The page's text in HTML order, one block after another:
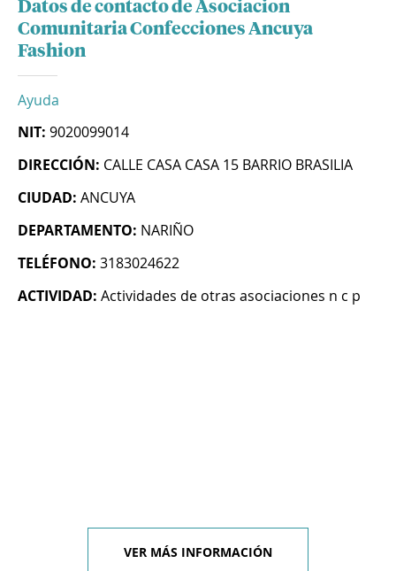
Datos de contacto de Asociacion
Comunitaria Confecciones Ancuya
Fashion
Ayuda
NIT: 9020099014
DIRECCIÓN: CALLE CASA CASA 15 BARRIO BRASILIA
CIUDAD: ANCUYA
DEPARTAMENTO: NARIÑO
TELÉFONO: 3183024622
ACTIVIDAD: Actividades de otras asociaciones n c p
VER MÁS INFORMACIÓN